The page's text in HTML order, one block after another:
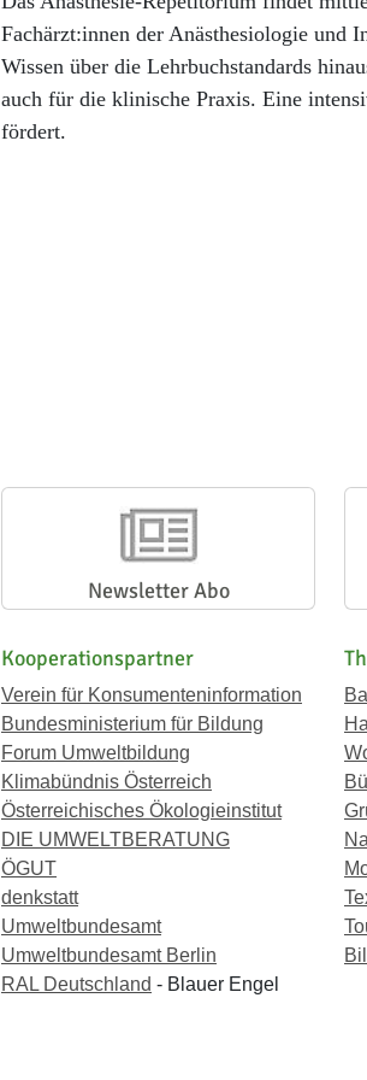
Fachärzt:innen der Anästhesiologie und
Wissen über die Lehrbuchstandards
auch für die klinische Praxis. Eine
fördert.
Newsletter Abo
Kooperationspartner
Verein für Konsumenteninformation
Bundesministerium für Bildung
Forum Umweltbildung
Klimabündnis Österreich
Österreichisches Ökologieinstitut
DIE UMWELTBERATUNG
ÖGUT
denkstatt
Umweltbundesamt
Umweltbundesamt Berlin
RAL Deutschland - Blauer Engel